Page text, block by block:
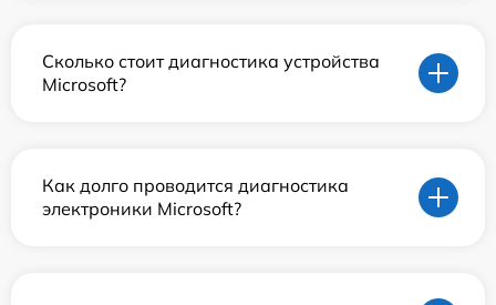
Сколько стоит диагностика устройства
Microsoft?
Как долго проводится диагностика
электроники Microsoft?